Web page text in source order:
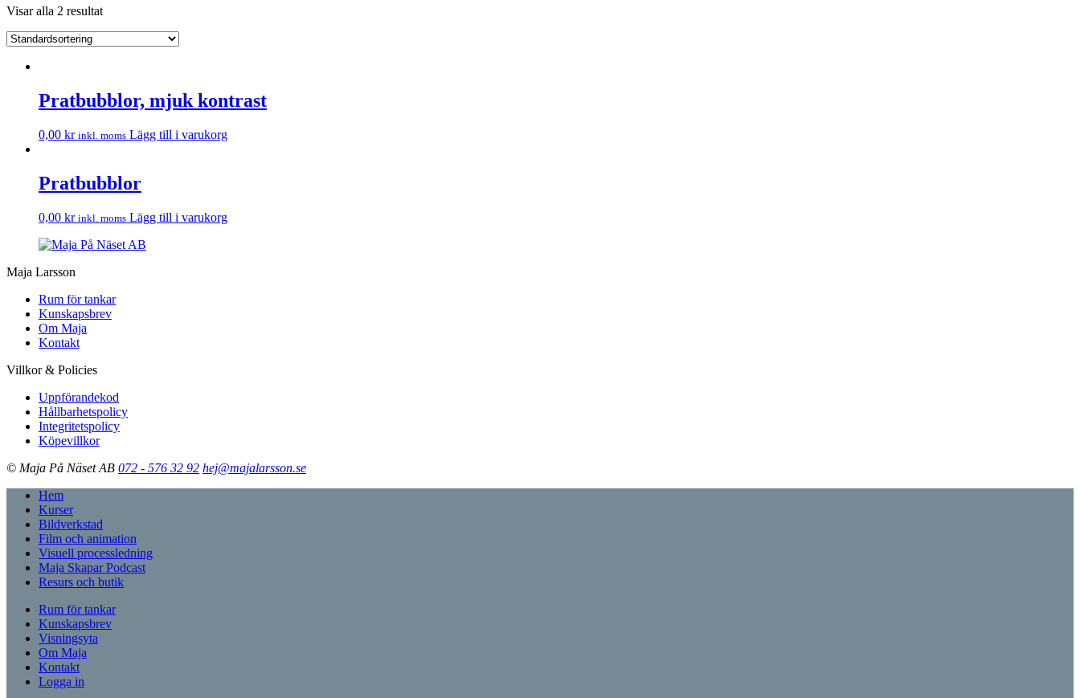
Visar alla 2 resultat
Pratbubblor, mjuk kontrast
0,00 kr inkl. moms Lägg till i varukorg
Pratbubblor
0,00 kr inkl. moms Lägg till i varukorg
Maja Larsson
Rum för tankar
Kunskapsbrev
Om Maja
Kontakt
Villkor & Policies
Uppförandekod
Hållbarhetspolicy
Integritetspolicy
Köpevillkor
© Maja På Näset AB 072 - 576 32 92 hej@majalarsson.se
Hem
Kurser
Bildverkstad
Film och animation
Visuell processledning
Maja Skapar Podcast
Resurs och butik
Rum för tankar
Kunskapsbrev
Visningsyta
Om Maja
Kontakt
Logga in